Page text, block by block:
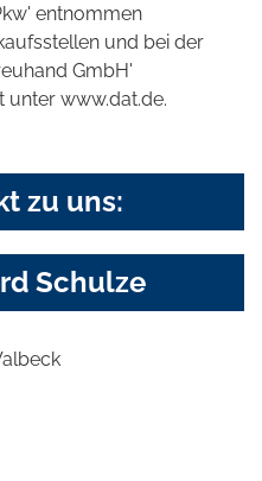
entnommen
und bei der
GmbH'
unter www.dat.de.
zu uns:
Schulze